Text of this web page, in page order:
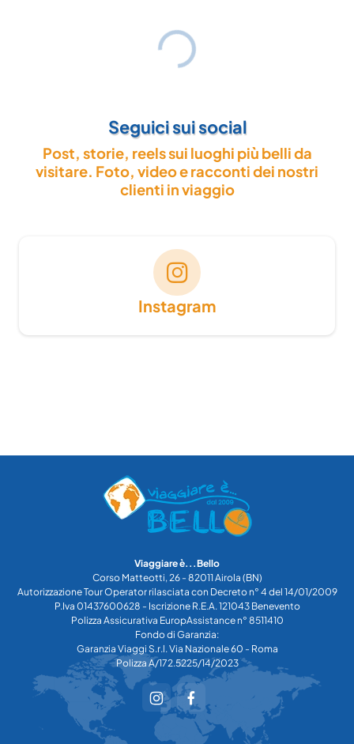
Seguici sui social
Post, storie, reels sui luoghi più belli da
visitare. Foto, video e racconti dei nostri
clienti in viaggio
Instagram
Viaggiare è...Bello
Corso Matteotti, 26 - 82011 Airola (BN)
Autorizzazione Tour Operator rilasciata con Decreto n° 4 del 14/01/2009
P.Iva 01437600628 - Iscrizione R.E.A. 121043 Benevento
Polizza Assicurativa EuropAssistance n° 8511410
Fondo di Garanzia:
Garanzia Viaggi S.r.l. Via Nazionale 60 - Roma
Polizza A/172.5225/14/2023